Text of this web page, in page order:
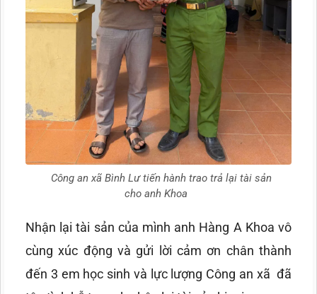
Công an xã Bình Lư tiến hành trao trả lại tài sản
cho anh Khoa
Nhận lại tài sản của mình anh Hàng A Khoa vô
cùng xúc động và gửi lời cảm ơn chân thành
đến 3 em học sinh và lực lượng Công an xã đã